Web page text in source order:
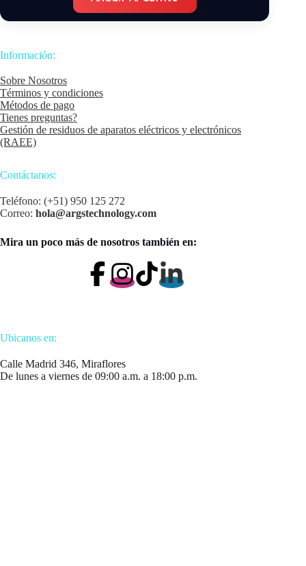
S/3,747.00.
S/3,733.00.
Información:
Sobre Nosotros
Términos y condiciones
Métodos de pago
Tienes preguntas?
Gestión de residuos de aparatos eléctricos y electrónicos
(RAEE)
Contáctanos:
Teléfono: (+51) 950 125 272
Correo: hola@argstechnology.com
Mira un poco más de nosotros también en:
Ubicanos en:
Calle Madrid 346, Miraflores
De lunes a viernes de 09:00 a.m. a 18:00 p.m.